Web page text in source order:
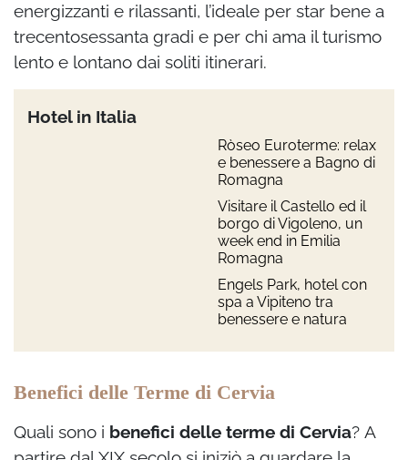
energizzanti e rilassanti, l’ideale per star bene a
trecentosessanta gradi e per chi ama il turismo
lento e lontano dai soliti itinerari.
Hotel in Italia
Ròseo Euroterme: relax
e benessere a Bagno di
Romagna
Visitare il Castello ed il
borgo di Vigoleno, un
week end in Emilia
Romagna
Engels Park, hotel con
spa a Vipiteno tra
benessere e natura
Benefici delle Terme di Cervia
Quali sono i benefici delle terme di Cervia? A